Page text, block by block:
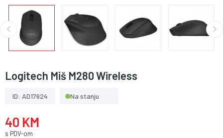
Logitech Miš M280 Wireless
ID: AD17624 Na stanju
40 KM
s PDV-om